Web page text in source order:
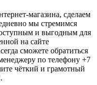
магазина, сделаем
мы стремимся
и выгодным для
на сайте
сможете обратиться
по телефону +7
чёткий и грамотный